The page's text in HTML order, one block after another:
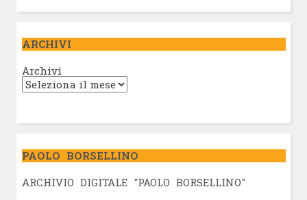
ARCHIVI
Archivi
PAOLO BORSELLINO
ARCHIVIO DIGITALE "PAOLO BORSELLINO"